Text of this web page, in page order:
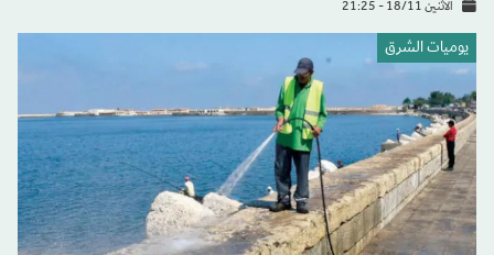
الاثنين 18/11 - 21:25
يوميات الشرق